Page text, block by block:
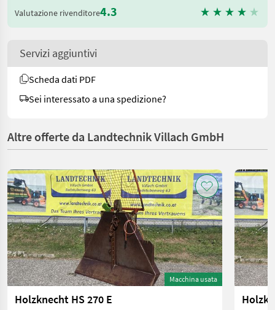
Valutazione rivenditore4.3
Servizi aggiuntivi
Scheda dati PDF
Sei interessato a una spedizione?
Altre offerte da Landtechnik Villach GmbH
Macchina usata
Holzknecht HS 270 E